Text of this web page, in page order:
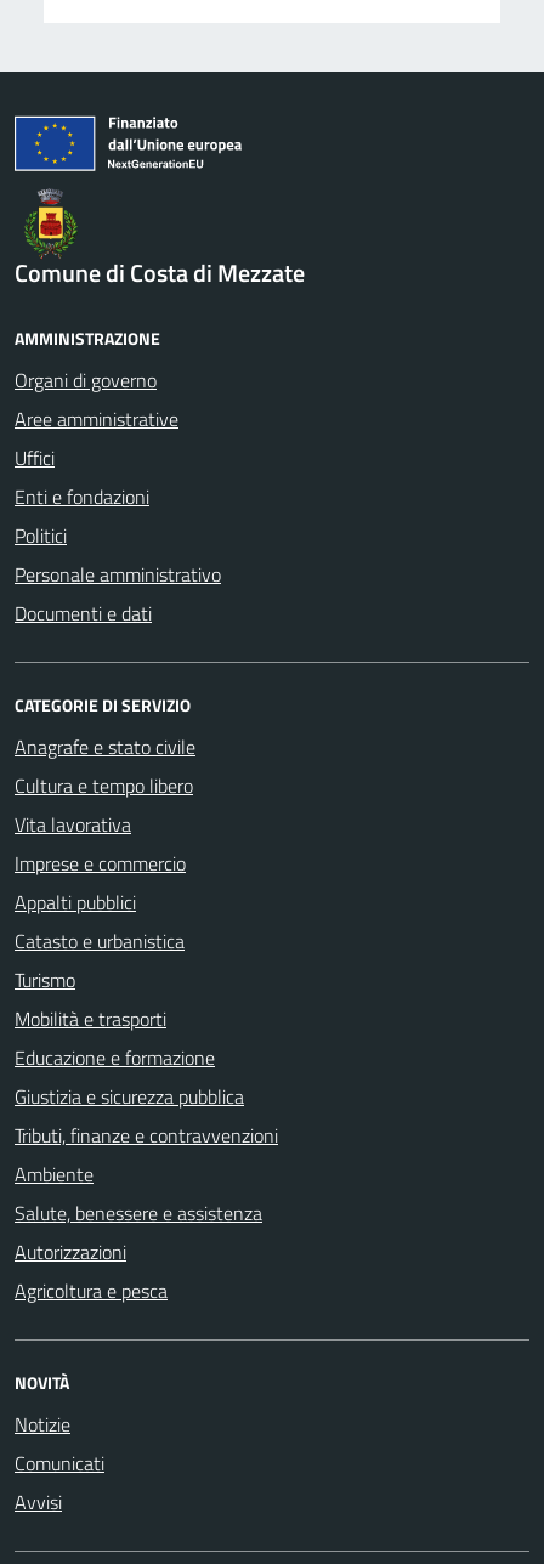
Comune di Costa di Mezzate
AMMINISTRAZIONE
Organi di governo
Aree amministrative
Uffici
Enti e fondazioni
Politici
Personale amministrativo
Documenti e dati
CATEGORIE DI SERVIZIO
Anagrafe e stato civile
Cultura e tempo libero
Vita lavorativa
Imprese e commercio
Appalti pubblici
Catasto e urbanistica
Turismo
Mobilità e trasporti
Educazione e formazione
Giustizia e sicurezza pubblica
Tributi, finanze e contravvenzioni
Ambiente
Salute, benessere e assistenza
Autorizzazioni
Agricoltura e pesca
NOVITÀ
Notizie
Comunicati
Avvisi